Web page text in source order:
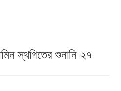
স্থগিতের শুনানি ২৭